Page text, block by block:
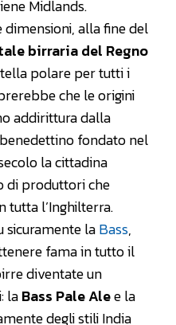
Midlands.
alla fine del
birraria del Regno
polare per tutti i
che le origini
addirittura dalla
fondato nel
la cittadina
di produttori che
l’Inghilterra.
sicuramente laBass,
fama in tutto il
diventate un
laBass Pale Alee la
degli stili India